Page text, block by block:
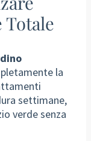
la
settimane,
verde senza